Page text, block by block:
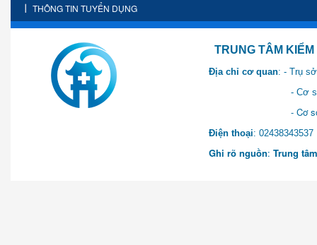
THÔNG TIN TUYỂN DỤNG
TRUNG TÂM KIỂM SOÁT
Địa chỉ cơ quan: - Trụ
- Cơ sở 2: Khu Hành
- Cơ sở 3: Số 1 Ngõ 2
Điện thoại:
Ghi rõ nguồn: Trung